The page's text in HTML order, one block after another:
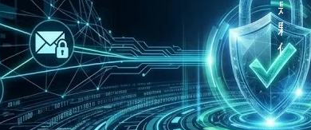
是
夥
伴